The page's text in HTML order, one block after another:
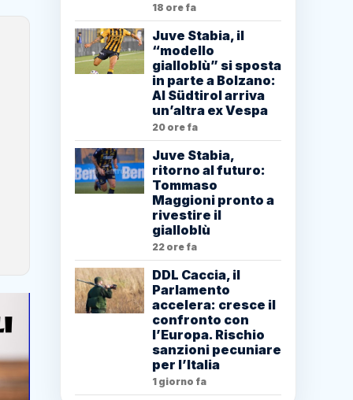
18 ore fa
Juve Stabia, il
“modello
gialloblù” si sposta
in parte a Bolzano:
Al Südtirol arriva
un’altra ex Vespa
20 ore fa
Juve Stabia,
ritorno al futuro:
Tommaso
Maggioni pronto a
rivestire il
gialloblù
22 ore fa
DDL Caccia, il
Parlamento
accelera: cresce il
confronto con
l’Europa. Rischio
sanzioni pecuniare
per l’Italia
1 giorno fa